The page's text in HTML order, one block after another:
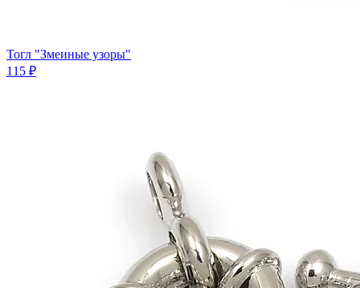
Тогл "Змеиные узоры"
115 ₽